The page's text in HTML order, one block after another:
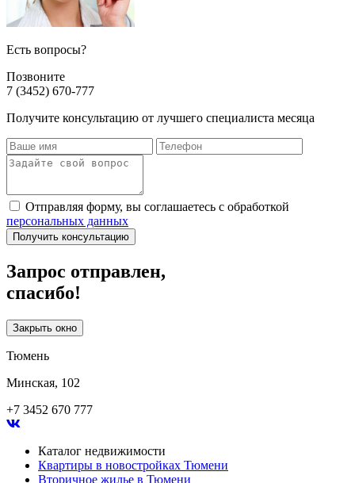
Есть вопросы?
Позвоните
7 (3452) 670-777
Получите консультацию от лучшего специалиста месяца
Отправляя форму, вы соглашаетесь с обработкой
персональных данных
Получить консультацию
Запрос отправлен,
спасибо!
Закрыть окно
Тюмень
Минская, 102
+7 3452 670 777
Каталог недвижимости
Квартиры в новостройках Тюмени
Вторичное жилье в Тюмени